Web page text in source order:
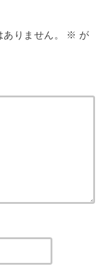
りません。 ※ が